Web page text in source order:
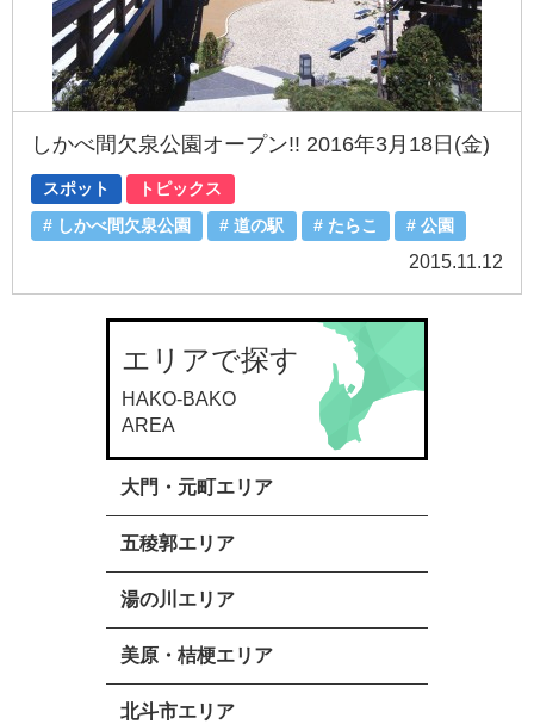
しかべ間欠泉公園オープン!! 2016年3月18日(金)
スポット トピックス
しかべ間欠泉公園 道の駅 たらこ 公園
2015.11.12
エリアで探す
大門・元町エリア
五稜郭エリア
湯の川エリア
美原・桔梗エリア
北斗市エリア